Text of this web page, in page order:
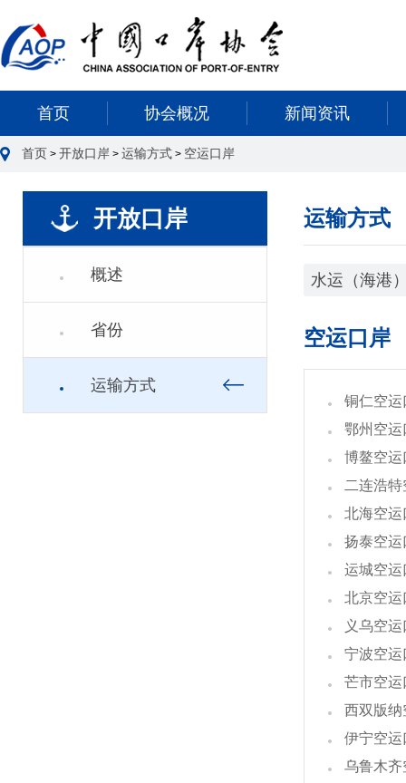
首页 协会概况 新闻资讯
首页 > 开放口岸 > 运输方式 > 空运口岸
开放口岸
概述
省份
运输方式
运输方式
水运（海港
空运口岸
铜仁空运
鄂州空运
博鳌空运
二连浩
北海空运
扬泰空运
运城空运
北京空运
义乌空运
宁波空运
芒市空运
西双版纳
伊宁空运
乌鲁木齐